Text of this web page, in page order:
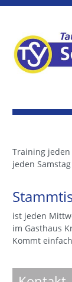
Training
jeden
ist jeden
im Gasthaus
Kommt